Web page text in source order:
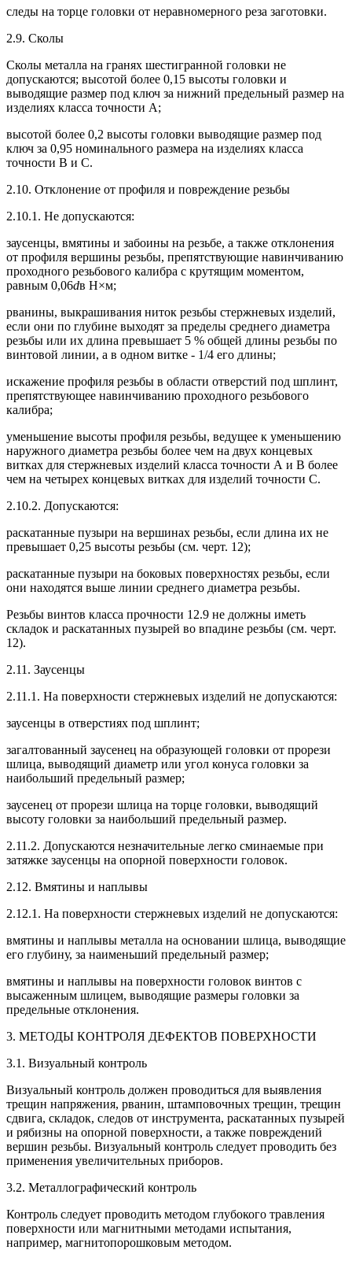
следы на торце головки от неравномерного реза заготовки.
2.9. Сколы
Сколы металла на гранях шестигранной головки не
допускаются; высотой более 0,15 высоты головки и
выводящие размер под ключ за нижний предельный размер на
изделиях класса точности А;
высотой более 0,2 высоты головки выводящие размер под
ключ за 0,95 номинального размера на изделиях класса
точности В и С.
2.10. Отклонение от профиля и повреждение резьбы
2.10.1. Не допускаются:
заусенцы, вмятины и забоины на резьбе, а также отклонения
от профиля вершины резьбы, препятствующие навинчиванию
проходного резьбового калибра с крутящим моментом,
равным 0,06dв Н×м;
рванины, выкрашивания ниток резьбы стержневых изделий,
если они по глубине выходят за пределы среднего диаметра
резьбы или их длина превышает 5 % общей длины резьбы по
винтовой линии, а в одном витке - 1/4 его длины;
искажение профиля резьбы в области отверстий под шплинт,
препятствующее навинчиванию проходного резьбового
калибра;
уменьшение высоты профиля резьбы, ведущее к уменьшению
наружного диаметра резьбы более чем на двух концевых
витках для стержневых изделий класса точности А и В более
чем на четырех концевых витках для изделий точности С.
2.10.2. Допускаются:
раскатанные пузыри на вершинах резьбы, если длина их не
превышает 0,25 высоты резьбы (см. черт. 12);
раскатанные пузыри на боковых поверхностях резьбы, если
они находятся выше линии среднего диаметра резьбы.
Резьбы винтов класса прочности 12.9 не должны иметь
складок и раскатанных пузырей во впадине резьбы (см. черт.
12).
2.11. Заусенцы
2.11.1. На поверхности стержневых изделий не допускаются:
заусенцы в отверстиях под шплинт;
загалтованный заусенец на образующей головки от прорези
шлица, выводящий диаметр или угол конуса головки за
наибольший предельный размер;
заусенец от прорези шлица на торце головки, выводящий
высоту головки за наибольший предельный размер.
2.11.2. Допускаются незначительные легко сминаемые при
затяжке заусенцы на опорной поверхности головок.
2.12. Вмятины и наплывы
2.12.1. На поверхности стержневых изделий не допускаются:
вмятины и наплывы металла на основании шлица, выводящие
его глубину, за наименьший предельный размер;
вмятины и наплывы на поверхности головок винтов с
высаженным шлицем, выводящие размеры головки за
предельные отклонения.
3. МЕТОДЫ КОНТРОЛЯ ДЕФЕКТОВ ПОВЕРХНОСТИ
3.1. Визуальный контроль
Визуальный контроль должен проводиться для выявления
трещин напряжения, рванин, штамповочных трещин, трещин
сдвига, складок, следов от инструмента, раскатанных пузырей
и рябизны на опорной поверхности, а также повреждений
вершин резьбы. Визуальный контроль следует проводить без
применения увеличительных приборов.
3.2. Металлографический контроль
Контроль следует проводить методом глубокого травления
поверхности или магнитными методами испытания,
например, магнитопорошковым методом.